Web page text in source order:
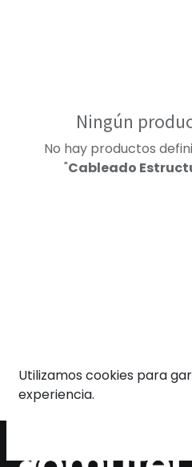
Ningún
No hay productos
"Cableado
Utilizamos cookies para
experiencia.